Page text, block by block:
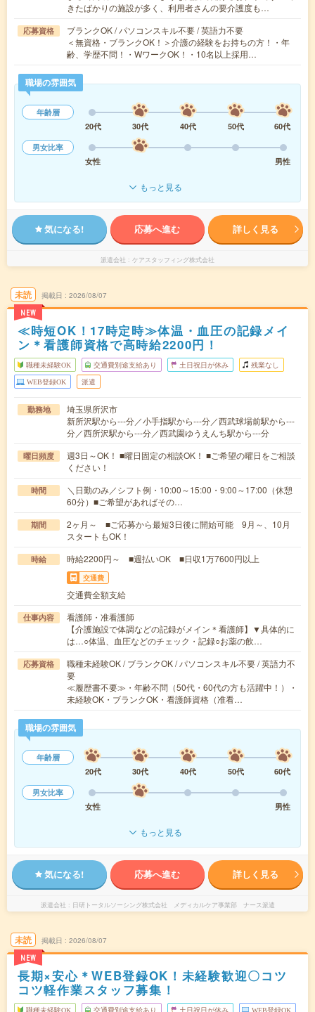
きたばかりの施設が多く、利用者さんの要介護度も…
応募資格
ブランクOK / パソコンスキル不要 / 英語力不要
＜無資格・ブランクOK！＞介護の経験をお持ちの方！・年
齢、学歴不問！・WワークOK！・10名以上採用…
職場の雰囲気
年齢層
20代
30代 40代 50代
60代
男女比率
女性
男性
もっと見る
気になる! 応募へ進む 詳しく見る
派遣会社 ケアスタッフィング株式会社
未読
NEW
掲載日 2026/08/07
≪時短OK！17時定時≫体温・血圧の記録メイ
ン＊看護師資格で高時給2200円！
職種未経験OK 交通費別途支給あり 土日祝日が休み 残業なし
WEB登録OK 派遣
勤務地
埼玉県所沢市
新所沢駅から---分／小手指駅から---分／西武球場前駅から---
分／西所沢駅から---分／西武園ゆうえんち駅から---分
曜日頻度
週3日～OK！ ■曜日固定の相談OK！ ■ご希望の曜日をご相談
ください！
時間
＼日勤のみ／シフト例・10:00～15:00・9:00～17:00（休憩
60分）■ご希望があればその…
期間
2ヶ月～ ■ご応募から最短3日後に開始可能 9月～、10月
スタートもOK！
時給 時給2200円～ ■週払いOK ■日収1万7600円以上
交通費
交通費全額支給
仕事内容
看護師・准看護師
【介護施設で体調などの記録がメイン＊看護師】▼具体的に
は…○体温、血圧などのチェック・記録○お薬の飲…
応募資格
職種未経験OK / ブランクOK / パソコンスキル不要 / 英語力不
要
≪履歴書不要≫・年齢不問（50代・60代の方も活躍中！）・
未経験OK・ブランクOK・看護師資格（准看…
職場の雰囲気
年齢層
20代
30代 40代 50代
60代
男女比率
女性
男性
もっと見る
気になる! 応募へ進む 詳しく見る
派遣会社 日研トータルソーシング株式会社 メディカルケア事業部 ナース派遣
未読
NEW
掲載日 2026/08/07
長期×安心＊WEB登録OK！未経験歓迎〇コツ
コツ軽作業スタッフ募集！
職種未経験OK 交通費別途支給あり 土日祝日が休み WEB登録OK